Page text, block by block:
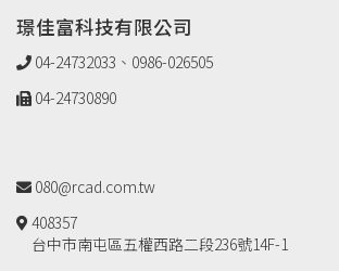
璟佳富科技有限公司
04-24732033、0986-026505
04-24730890
080@rcad.com.tw
408357
台中市南屯區五權西路二段236號14F-1